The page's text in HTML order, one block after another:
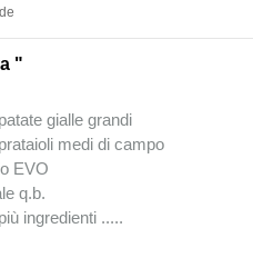
"
gialle grandi
medi di campo
EVO
q.b.
ingredienti .....